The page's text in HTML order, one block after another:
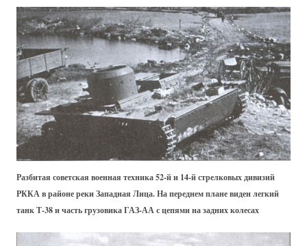
Разбитая советская военная техника 52-й и 14-й стрелковых дивизий
РККА в районе реки Западная Лица. На переднем плане виден легкий
танк Т-38 и часть грузовика ГАЗ-АА с цепями на задних колесах